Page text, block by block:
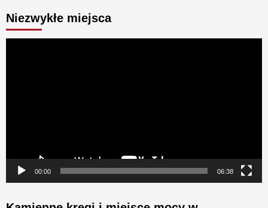
Niezwykłe miejsca
00:00 06:38